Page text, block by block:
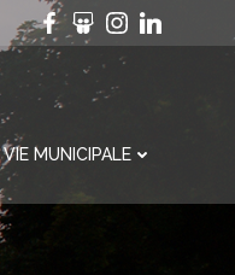
VIE MUNICIPALE